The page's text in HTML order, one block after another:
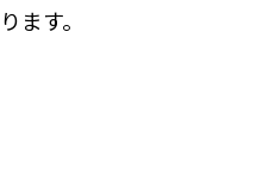
ります。